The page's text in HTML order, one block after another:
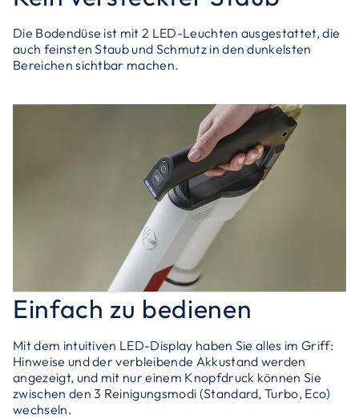
Die Bodendüse ist mit 2 LED-Leuchten ausgestattet, die
auch feinsten Staub und Schmutz in den dunkelsten
Bereichen sichtbar machen.
Einfach zu bedienen
Mit dem intuitiven LED-Display haben Sie alles im Griff:
Hinweise und der verbleibende Akkustand werden
angezeigt, und mit nur einem Knopfdruck können Sie
zwischen den 3 Reinigungsmodi (Standard, Turbo, Eco)
wechseln.